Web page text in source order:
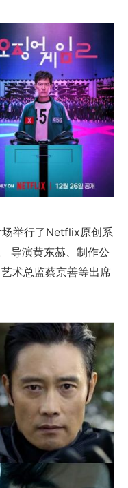
举行了Netflix原创系
导演黄东赫、制作公
术总监蔡京善等出席